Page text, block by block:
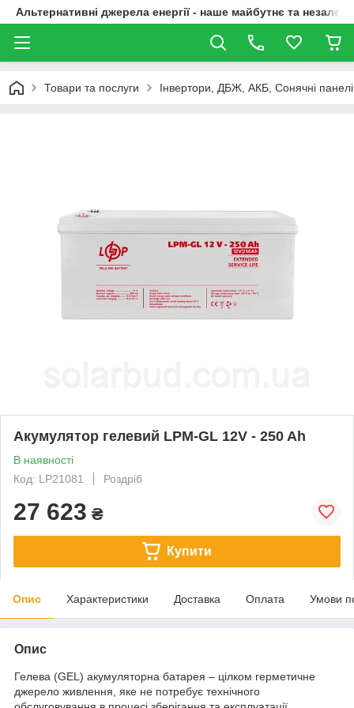
Альтернативні джерела енергії - наше майбутнє та
Товари та послуги Інвертори, ДБЖ, АКБ, Сонячні
Акумулятор гелевий LPM-GL 12V - 250 Ah
В наявності
Код: LP21081
Роздріб
27 623 ₴
Купити
Опис Характеристики Доставка Оплата Умови
Опис
Гелева (GEL) акумуляторна батарея – цілком герметичне
джерело живлення, яке не потребує технічного